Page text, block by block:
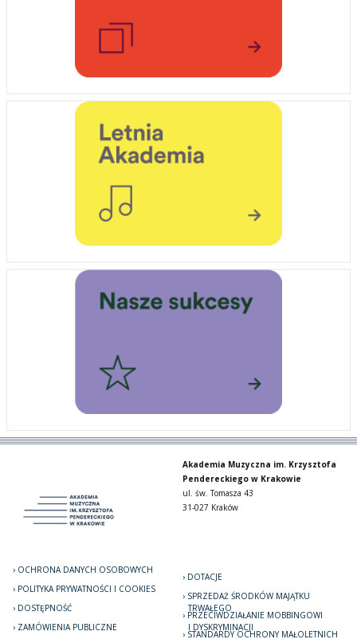
Akademia Muzyczna im. Krzysztofa
Pendereckiego w Krakowie
ul. św. Tomasza 43
31-027 Kraków
OCHRONA DANYCH OSOBOWYCH
POLITYKA PRYWATNOŚCI I COOKIES
DOSTĘPNOŚĆ
ZAMÓWIENIA PUBLICZNE
DOTACJE
SPRZEDAŻ ŚRODKÓW MAJĄTKU
TRWAŁEGO
PRZECIWDZIAŁANIE MOBBINGOWI
I DYSKRYMINACJI
STANDARDY OCHRONY MAŁOLETNICH